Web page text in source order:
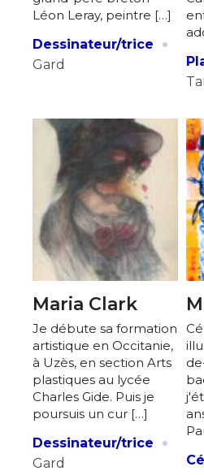
Léon Leray, peintre […]
Dessinateur/trice
·
Gard
Maria Clark
Je débute sa formation
artistique en Occitanie,
à Uzès, en section Arts
plastiques au lycée
Charles Gide. Puis je
poursuis un cur […]
Dessinateur/trice
·
Gard